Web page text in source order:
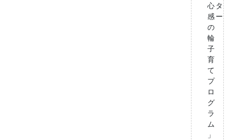
心
感
の
輪
子
育
て
プ
ロ
グ
ラ
ム
」
タ
ー